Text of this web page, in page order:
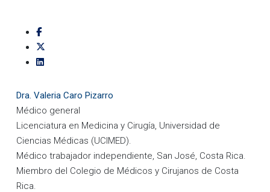
Dra. Valeria Caro Pizarro
Médico general
Licenciatura en Medicina y Cirugía, Universidad de
Ciencias Médicas (UCIMED).
Médico trabajador independiente, San José, Costa Rica.
Miembro del Colegio de Médicos y Cirujanos de Costa
Rica.